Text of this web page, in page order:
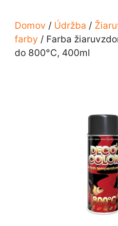
Domov / Údržba /
farby / Farba
do 800°C, 400ml